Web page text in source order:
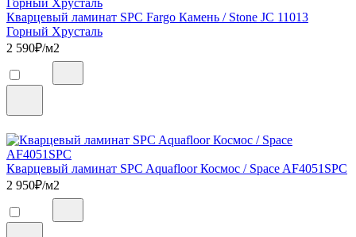
Кварцевый ламинат SPC Fargo Камень / Stone JC 11013
Горный Хрусталь
2 590₽/м2
Кварцевый ламинат SPC Aquafloor Космос / Space AF4051SPC
2 950₽/м2